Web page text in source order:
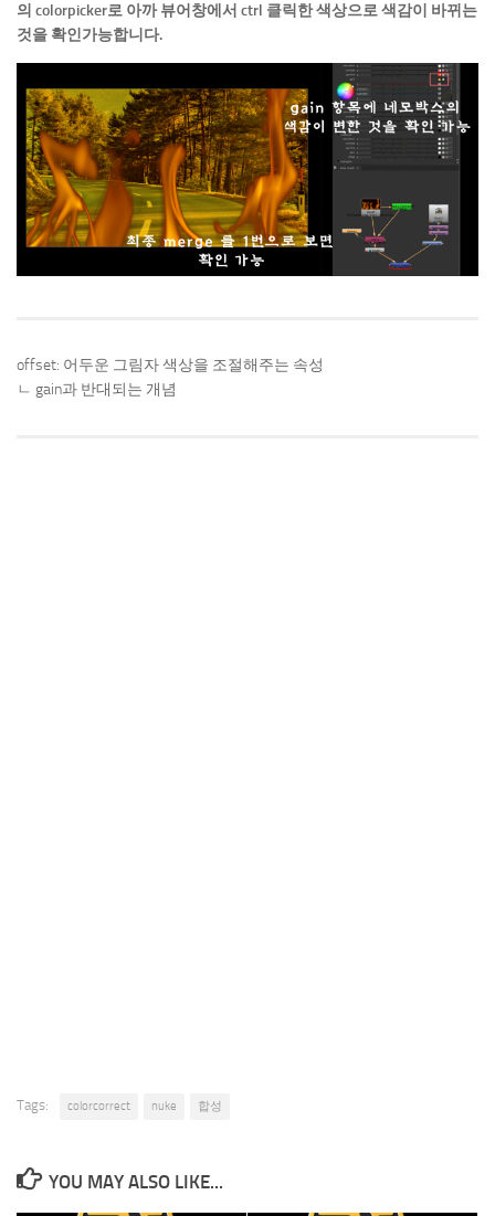
의 colorpicker로 아까 뷰어창에서 ctrl 클릭한 색상으로 색감이 바뀌는
것을 확인가능합니다.
offset: 어두운 그림자 색상을 조절해주는 속성
ㄴ gain과 반대되는 개념
Tags: colorcorrect nuke 합성
YOU MAY ALSO LIKE...